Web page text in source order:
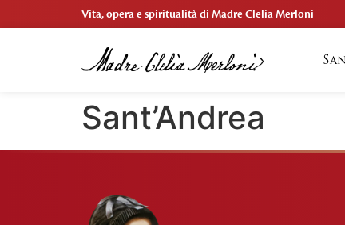
Vita, opera e spiritualità di Madre Clelia Merloni
Sant’Andrea